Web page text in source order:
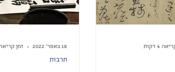
4 דקות 18 באפר׳ 2022 זמן קריאה 4
תרבות